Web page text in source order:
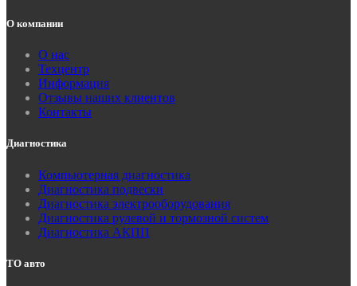
О компании
О нас
Техцентр
Информация
Отзывы наших клиентов
Контакты
Диагностика
Компьютерная диагностика
Диагностика подвески
Диагностика электрооборудования
Диагностика рулевой и тормозной систем
Диагностика АКПП
ТО авто